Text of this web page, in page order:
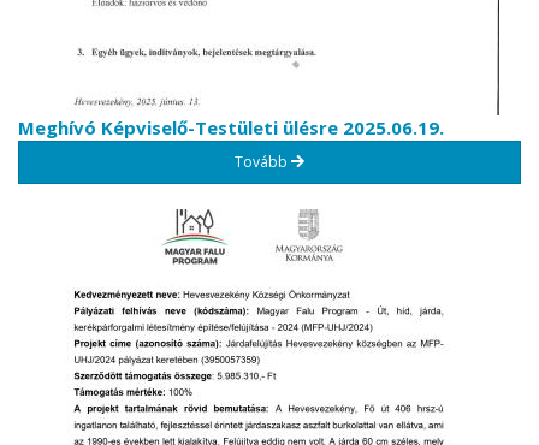
Meghívó Képviselő-Testületi ülésre 2025.06.19.
Tovább